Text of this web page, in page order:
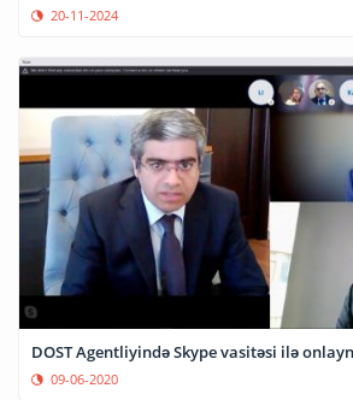
20-11-2024
DOST Agentliyində Skype vasitəsi ilə
09-06-2020